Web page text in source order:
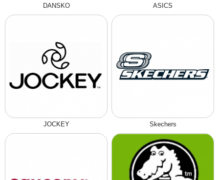
DANSKO ASICS
JOCKEY Skechers